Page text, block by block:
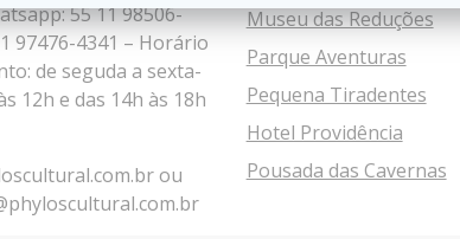
55 11 98506-
97476-4341 – Horário
de seguda a sexta-
12h e das 14h às 18h
ou
Museu das Reduções
Parque Aventuras
Pequena Tiradentes
Hotel Providência
Pousada das Cavernas